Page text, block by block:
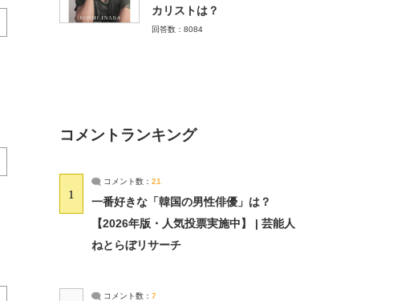
カリストは？
回答数：8084
コメントランキング
1
コメント数： 21
一番好きな「韓国の男性俳優」は？
【2026年版・人気投票実施中】 | 芸能人
ねとらぼリサーチ
コメント数： 7